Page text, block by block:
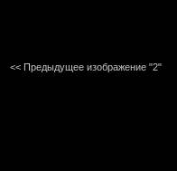
<< Предыдущее изображение "2"